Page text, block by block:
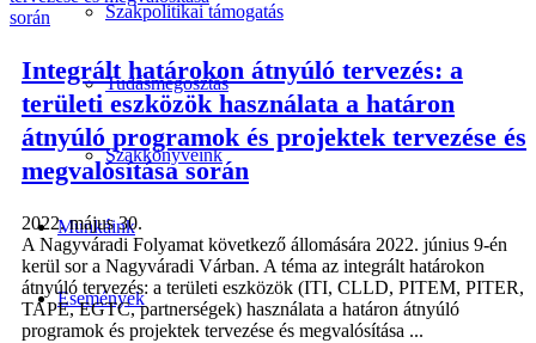
Szakpolitikai támogatás
Tudásmegosztás
Szakkönyveink
Munkáink
Események
Integrált határokon átnyúló tervezés: a
területi eszközök használata a határon
átnyúló programok és projektek tervezése és
megvalósítása során
2022. május 30.
A Nagyváradi Folyamat következő állomására 2022. június 9-én
kerül sor a Nagyváradi Várban. A téma az integrált határokon
átnyúló tervezés: a területi eszközök (ITI, CLLD, PITEM, PITER,
TAPE, EGTC, partnerségek) használata a határon átnyúló
programok és projektek tervezése és megvalósítása ...